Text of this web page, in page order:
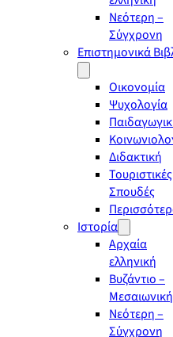
Νεότερη –
Σύγχρονη
Επιστημονικά
Οικονομία
Ψυχολογία
Διδακτική
Τουριστικές
Σπουδές
Ιστορία
Αρχαία
ελληνική
Βυζάντιο –
Μεσαιωνική
Νεότερη –
Σύγχρονη